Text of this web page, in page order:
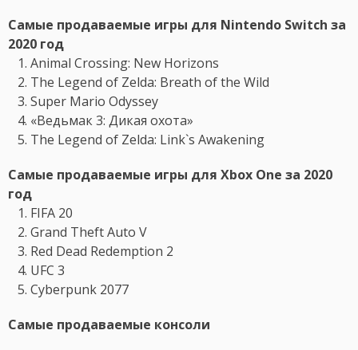
Самые продаваемые игры для Nintendo Switch за
2020 год
Animal Crossing: New Horizons
The Legend of Zelda: Breath of the Wild
Super Mario Odyssey
«Ведьмак 3: Дикая охота»
The Legend of Zelda: Link`s Awakening
Самые продаваемые игры для Xbox One за 2020
год
FIFA 20
Grand Theft Auto V
Red Dead Redemption 2
UFC 3
Cyberpunk 2077
Самые продаваемые консоли